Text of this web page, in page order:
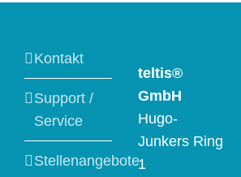
Kontakt
Support /
Service
Stellenangebote
teltis®
GmbH
Hugo-
Junkers Ring
1